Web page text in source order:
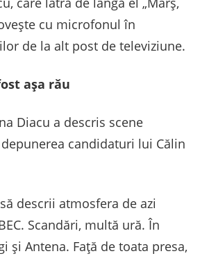
cu microfonul în
de la alt post de televiziune.
așa rău
Diacu a descris scene
candidaturi lui Călin
descrii atmosfera de azi
Scandări, multă ură. În
și Antena. Față de toata presa,